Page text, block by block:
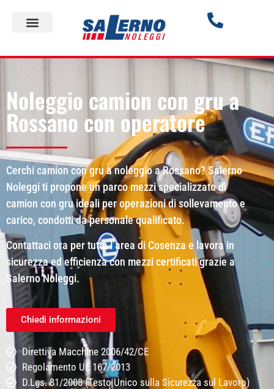
Noleggio camion con gru a
Rossano con operatore
Cerchi camion con gru a noleggio a Rossano? Salerno
Noleggi ti propone un parco mezzi specializzato di
camion con gru ideali per operazioni di sollevamento e
carico, condotti da personale qualificato.
Contattaci ora per tutta l’area di Cosenza e lavora in
sicurezza ed efficienza con mezzi certificati grazie a
Salerno Noleggi.
Chiedi informazioni
Direttiva Macchine 2006/42/CE
Regolamento UE 167/2013
D.Lgs. 81/2008 (Testo Unico sulla Sicurezza sul Lavoro)